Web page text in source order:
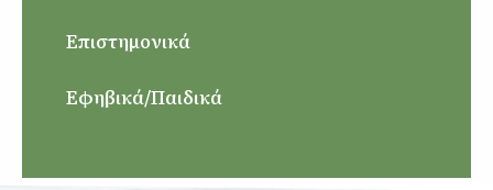
Επιστημονικά
Εφηβικά/Παιδικά